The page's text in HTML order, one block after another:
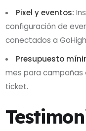
Pixel y eventos:
configuración de
conectados a
Presupuesto
mes para
ticket.